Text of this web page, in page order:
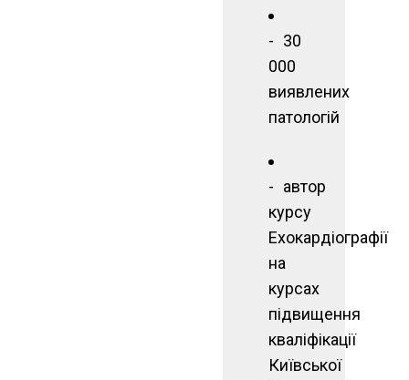
30
000
виявлених
патологій
автор
курсу
Ехокардіографії
на
курсах
підвищення
кваліфікації
Київської